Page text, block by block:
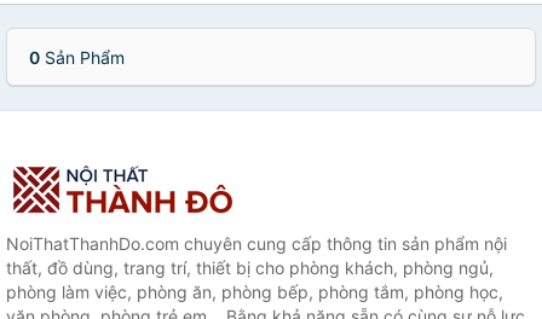
0 Sản Phẩm
NoiThatThanhDo.com chuyên cung cấp thông tin sản phẩm nội
thất, đồ dùng, trang trí, thiết bị cho phòng khách, phòng ngủ,
phòng làm việc, phòng ăn, phòng bếp, phòng tắm, phòng học,